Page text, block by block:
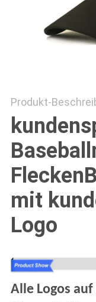
Produkt-
mit
Logo
Alle Logos